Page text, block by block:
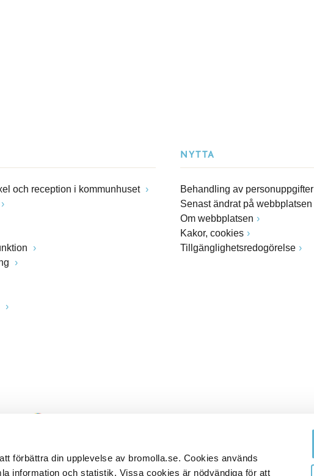
förbättra din upplevelse av bromolla.se. Cookies används
information och statistik. Vissa cookies är nödvändiga för att
och reception i kommunhuset
NYTTA
Behandling av personuppgifter
Senast ändrat på webbplatsen
Om webbplatsen
Kakor, cookies
Tillgänglighetsredogörelse